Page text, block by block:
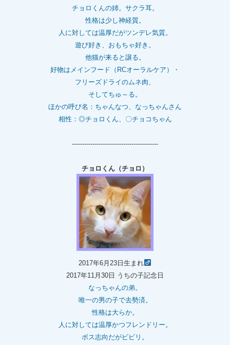
チョロくんの姉。 サクラ耳。
性格は少し神経質。
人に対しては温厚だがツンデレ気質。
遊び好き、おもちゃ好き。
他猫が来ると譲る。
好物はメインフード（RCオーラルケア）・
フリーズドライのムネ肉、
そしてちゅ～る。
ほかの呼び名：ちゃんなつ、なっちゃんさん
相性：◎チョロくん、〇チョコちゃん
------------------------------------------
チョロくん（チョロ）
2017年6月23日生まれ
2017年11月30日 うちの子記念日
なっちゃんの弟。
唯一の男の子で去勢済。
性格は大らか。
人に対しては温厚かつフレンドリー。
ボス志向だがビビリ。